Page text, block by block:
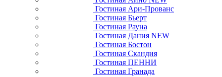
Гостиная Ари-Прованс
Гостиная Бьерт
Гостиная Рауна
Гостиная Дания NEW
Гостиная Бостон
Гостиная Скандия
Гостиная ПЕННИ
Гостиная Гранада